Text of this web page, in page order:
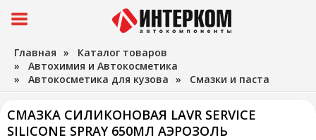
Главная » Каталог товаров
» Автохимия и Автокосметика
» Автокосметика для кузова » Смазки и паста
СМАЗКА СИЛИКОНОВАЯ LAVR SERVICE
SILICONE SPRAY 650МЛ АЭРОЗОЛЬ